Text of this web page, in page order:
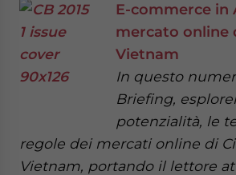
E-commerce in
mercato online
Vietnam
In questo
Briefing,
potenzialità, le
regole dei mercati online di
Vietnam, portando il lettore